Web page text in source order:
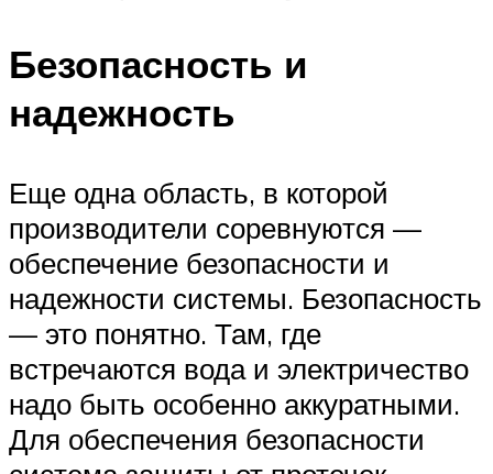
Безопасность и
надежность
Еще одна область, в которой
производители соревнуются —
обеспечение безопасности и
надежности системы. Безопасность
— это понятно. Там, где
встречаются вода и электричество
надо быть особенно аккуратными.
Для обеспечения безопасности